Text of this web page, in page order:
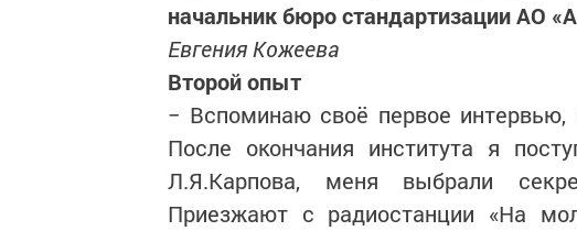
начальник бюро стандартизации АО
Евгения Кожеева
Второй опыт
− Вспоминаю своё первое
После окончания института я
Л.Я.Карпова, меня выбрали
Приезжают с радиостанции «На